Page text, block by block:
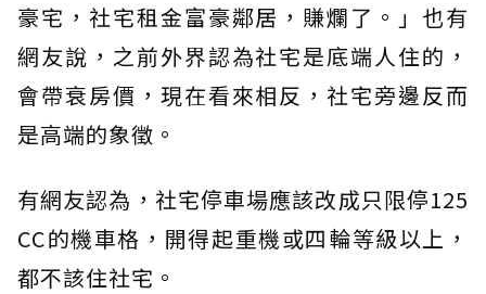
豪宅，社宅租金富豪鄰居，賺爛了。」也有
網友說，之前外界認為社宅是底端人住的，
會帶衰房價，現在看來相反，社宅旁邊反而
是高端的象徵。
有網友認為，社宅停車場應該改成只限停125
CC的機車格，開得起重機或四輪等級以上，
都不該住社宅。